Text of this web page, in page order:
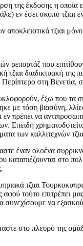
της έκδοσης η οποία
εν έσει σκοπό
αποκλειστικά τζιαι
ρεπορτάζ που
διαδικτυακή
στη Βενετία,
έξω που τα
τόση βιασύνη,
πρέπει να
των καλλιτεχνών
έναν ολοένα
καταπιέζουνται στο
τζιαι
τούτο επιτρέπει
να
στο πλευρό της